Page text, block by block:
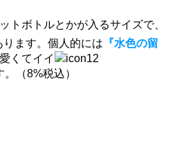
トボトルとかが入るサイズで、
ります。個人的には 『水色の留
くてイイ
（8%税込）